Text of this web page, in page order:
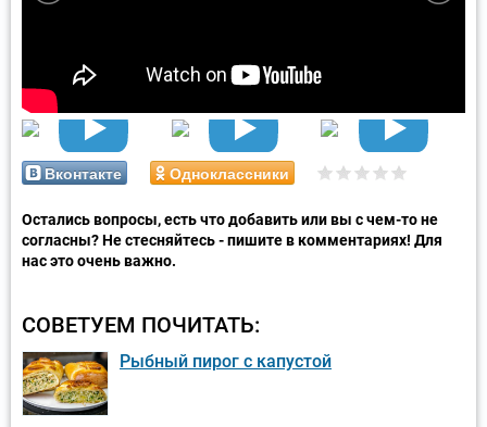
Вконтакте Одноклассники
Остались вопросы, есть что добавить или вы с чем-то не
согласны? Не стесняйтесь - пишите в комментариях! Для
нас это очень важно.
СОВЕТУЕМ ПОЧИТАТЬ:
Рыбный пирог с капустой